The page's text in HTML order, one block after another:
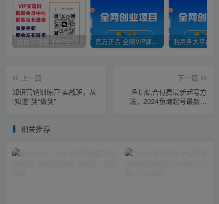
优优云网创【VIP会员专属交流群】 官方正品 全网VIP课程 无损下载~
上一篇
知识营销训练营·实战班，从
“知道”到“做到”
下一篇
鱼塘结合付费最新起号方
法，​2024鱼塘起号最新方
相关推荐